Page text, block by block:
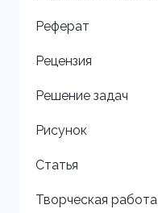
Реферат
Рецензия
Решение задач
Рисунок
Статья
Творческая работа